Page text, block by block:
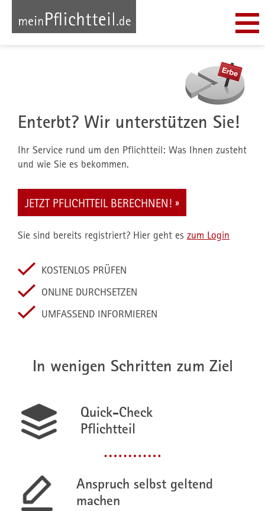
Enterbt? Wir unterstützen Sie!
Ihr Service rund um den Pflichtteil: Was Ihnen zusteht
und wie Sie es bekommen.
JETZT PFLICHTTEIL BERECHNEN!
Sie sind bereits registriert? Hier geht es zum Login
KOSTENLOS PRÜFEN
ONLINE DURCHSETZEN
UMFASSEND INFORMIEREN
In wenigen Schritten zum Ziel
Quick-Check
Pflichtteil
Anspruch selbst geltend
machen